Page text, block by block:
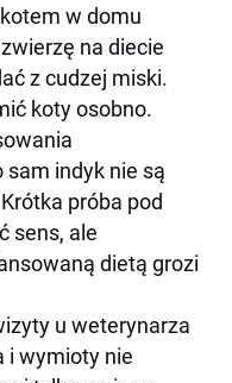
w domu
na diecie
z cudzej miski.
koty osobno.
indyk nie są
próba pod
sens, ale
dietą grozi
u weterynarza
i wymioty nie